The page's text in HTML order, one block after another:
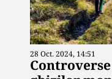
28 Oct. 2024, 14:51